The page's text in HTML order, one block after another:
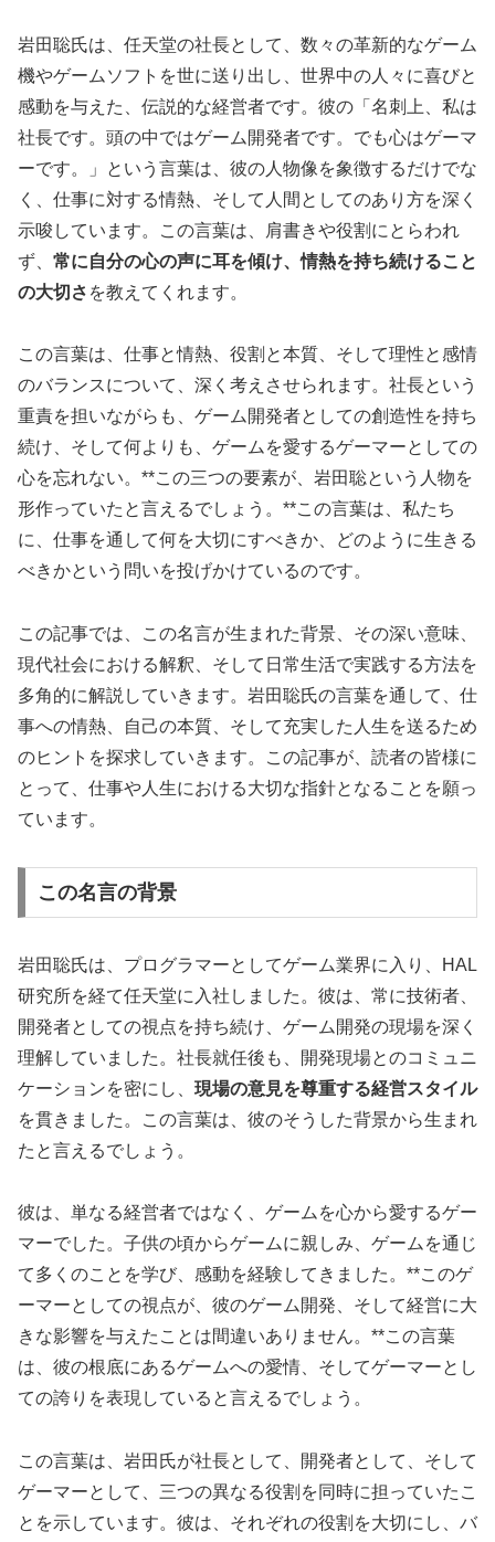
岩田聡氏は、任天堂の社長として、数々の革新的なゲーム
機やゲームソフトを世に送り出し、世界中の人々に喜びと
感動を与えた、伝説的な経営者です。彼の「名刺上、私は
社長です。頭の中ではゲーム開発者です。でも心はゲーマ
ーです。」という言葉は、彼の人物像を象徴するだけでな
く、仕事に対する情熱、そして人間としてのあり方を深く
示唆しています。この言葉は、肩書きや役割にとらわれ
ず、 常に自分の心の声に耳を傾け、情熱を持ち続けること
の大切さ を教えてくれます。
この言葉は、仕事と情熱、役割と本質、そして理性と感情
のバランスについて、深く考えさせられます。社長という
重責を担いながらも、ゲーム開発者としての創造性を持ち
続け、そして何よりも、ゲームを愛するゲーマーとしての
心を忘れない。**この三つの要素が、岩田聡という人物を
形作っていたと言えるでしょう。**この言葉は、私たち
に、仕事を通して何を大切にすべきか、どのように生きる
べきかという問いを投げかけているのです。
この記事では、この名言が生まれた背景、その深い意味、
現代社会における解釈、そして日常生活で実践する方法を
多角的に解説していきます。岩田聡氏の言葉を通して、仕
事への情熱、自己の本質、そして充実した人生を送るため
のヒントを探求していきます。この記事が、読者の皆様に
とって、仕事や人生における大切な指針となることを願っ
ています。
この名言の背景
岩田聡氏は、プログラマーとしてゲーム業界に入り、HAL
研究所を経て任天堂に入社しました。彼は、常に技術者、
開発者としての視点を持ち続け、ゲーム開発の現場を深く
理解していました。社長就任後も、開発現場とのコミュニ
ケーションを密にし、 現場の意見を尊重する経営スタイル
を貫きました。この言葉は、彼のそうした背景から生まれ
たと言えるでしょう。
彼は、単なる経営者ではなく、ゲームを心から愛するゲー
マーでした。子供の頃からゲームに親しみ、ゲームを通じ
て多くのことを学び、感動を経験してきました。**このゲ
ーマーとしての視点が、彼のゲーム開発、そして経営に大
きな影響を与えたことは間違いありません。**この言葉
は、彼の根底にあるゲームへの愛情、そしてゲーマーとし
ての誇りを表現していると言えるでしょう。
この言葉は、岩田氏が社長として、開発者として、そして
ゲーマーとして、三つの異なる役割を同時に担っていたこ
とを示しています。彼は、それぞれの役割を大切にし、バ